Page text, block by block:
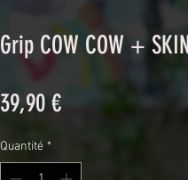
Grip COW COW +
39,90 €Prix
Quantité *